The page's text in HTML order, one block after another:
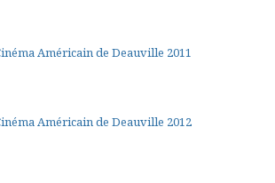
Américain de Deauville 2011
Américain de Deauville 2012